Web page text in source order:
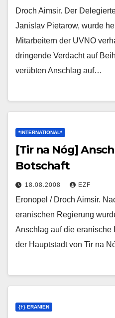
Droch Aimsir. Der
Janislav Pietarow, wurde
Mitarbeitern der UVNO
dringende Verdacht auf
verübten Anschlag auf…
*INTERNATIONAL*
[Tir na Nóg]
Botschaft
18.08.2008 EZF
Eronopel / Droch Aimsir.
eranischen Regierung
Anschlag auf die eranische
der Hauptstadt von Tir na
{†} ERANIEN